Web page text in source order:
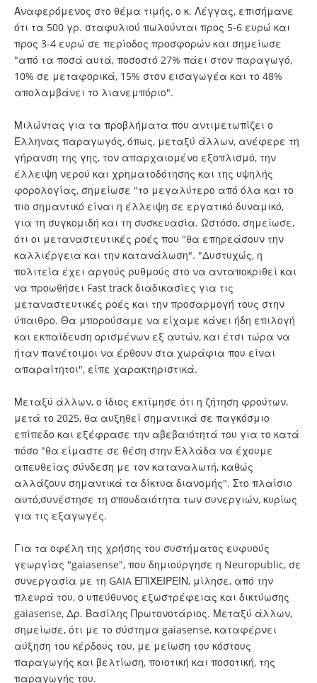
Αναφερόμενος στο θέμα τιμής, ο κ. Λέγγας, επισήμανε
ότι τα 500 γρ. σταφυλιού πωλούνται προς 5-6 ευρώ και
προς 3-4 ευρώ σε περίοδος προσφορών και σημείωσε
"από τα ποσά αυτά, ποσοστό 27% πάει στον παραγωγό,
10% σε μεταφορικά, 15% στον εισαγωγέα και το 48%
απολαμβάνει το λιανεμπόριο".
Μιλώντας για τα προβλήματα που αντιμετωπίζει ο
Έλληνας παραγωγός, όπως, μεταξύ άλλων, ανέφερε τη
γήρανση της γης, τον απαρχαιομένο εξοπλισμό, την
έλλειψη νερού και χρηματοδότησης και της υψηλής
φορολογίας, σημείωσε "το μεγαλύτερο από όλα και το
πιο σημαντικό είναι η έλλειψη σε εργατικό δυναμικό,
για τη συγκομιδή και τη συσκευασία. Ωστόσο, σημείωσε,
ότι οι μεταναστευτικές ροές που "θα επηρεάσουν την
καλλιέργεια και την κατανάλωση". "Δυστυχώς, η
πολιτεία έχει αργούς ρυθμούς στο να ανταποκριθεί και
να προωθήσει Fast track διαδικασίες για τις
μεταναστευτικές ροές και την προσαρμογή τους στην
ύπαιθρο. Θα μπορούσαμε να είχαμε κάνει ήδη επιλογή
και εκπαίδευση ορισμένων εξ αυτών, και έτσι τώρα να
ήταν πανέτοιμοι να έρθουν στα χωράφια που είναι
απαραίτητοι", είπε χαρακτηριστικά.
Μεταξύ άλλων, ο ίδιος εκτίμησε ότι η ζήτηση φρούτων,
μετά το 2025, θα αυξηθεί σημαντικά σε παγκόσμιο
επίπεδο και εξέφρασε την αβεβαιότητά του για το κατά
πόσο "θα είμαστε σε θέση στην Ελλάδα να έχουμε
απευθείας σύνδεση με τον καταναλωτή, καθώς
αλλάζουν σημαντικά τα δίκτυα διανομής". Στο πλαίσιο
αυτό,συνέστησε τη σπουδαιότητα των συνεργιών, κυρίως
για τις εξαγωγές.
Για τα οφέλη της χρήσης του συστήματος ευφυούς
γεωργίας "gaiasense", που δημιούργησε η Neuropublic, σε
συνεργασία με τη GAIA ΕΠΙΧΕΙΡΕΙΝ, μίλησε, από την
πλευρά του, ο υπεύθυνος εξωστρέφειας και δικτύωσης
gaiasense, Δρ. Βασίλης Πρωτονοτάριος. Μεταξύ άλλων,
σημείωσε, ότι με το σύστημα gaiasense, καταφέρνει
αύξηση του κέρδους του, με μείωση του κόστους
παραγωγής και βελτίωση, ποιοτική και ποσοτική, της
παραγωγής του.